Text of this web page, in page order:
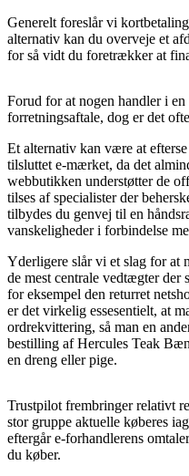
Generelt foreslår vi
alternativ kan du overveje et
for så vidt du foretrækker at
Forud for at nogen handler i en
forretningsaftale, dog er det
Et alternativ kan være at
tilsluttet e-mærket, da det
webbutikken understøtter de
tilses af specialister der
tilbydes du genvej til en
vanskeligheder i forbindelse
Yderligere slår vi et slag for at
de mest centrale vedtægter
for eksempel den returret
er det virkelig essesentielt, at
ordrekvittering, så man en
bestilling af Hercules Teak
en dreng eller pige.
Trustpilot frembringer relativt
stor gruppe aktuelle køberes
eftergår e-forhandlerens
du køber.